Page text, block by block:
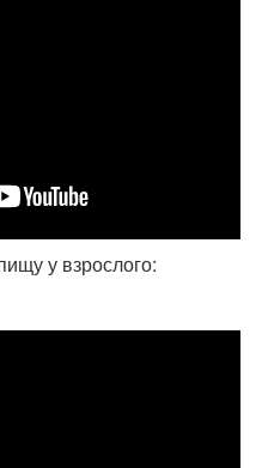
у взрослого: